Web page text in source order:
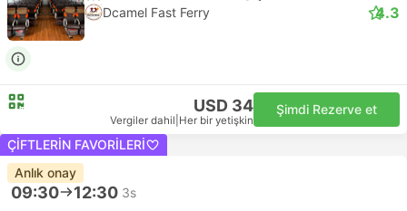
Dcamel Fast Ferry 4.3
USD 34
Vergiler dahil Her bir yetişkin
Şimdi Rezerve et
ÇIFTLERIN FAVORILERI
Anlık onay
09:30 12:30 3s